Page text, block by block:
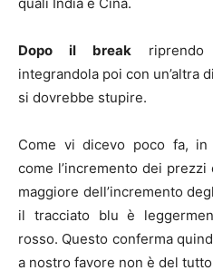
Dopo il break riprendo
integrandola poi con un’altra
si dovrebbe stupire.
Come vi dicevo poco fa,
come l’incremento dei
maggiore dell’incremento
il tracciato blu è
rosso. Questo conferma
a nostro favore non è del